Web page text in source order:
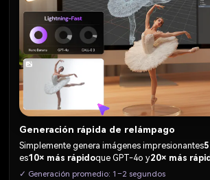
Generación rápida de relámpago
Simplemente genera imágenes impresionantes
es10× más rápidoque GPT-4o y20× más
✓ Generación promedio: 1–2 segundos